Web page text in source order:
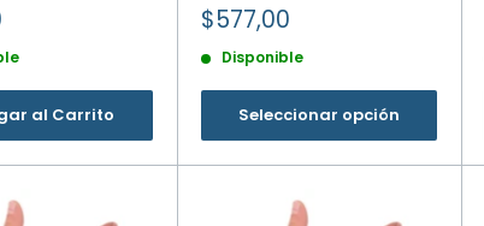
al Carrito
Precio
de
venta
$577,00
Disponible
Seleccionar opción